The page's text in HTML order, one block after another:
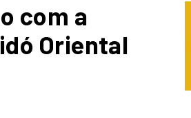
com a
Oriental